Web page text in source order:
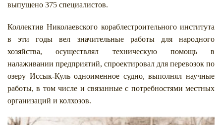
выпущено 375 специалистов.
Коллектив Николаевского кораблестроительного института
в эти годы вел значительные работы для народного
хозяйства, осуществлял техническую помощь в
налаживании предприятий, спроектировал для перевозок по
озеру Иссык-Куль одноименное судно, выполнял научные
работы, в том числе и связанные с потребностями местных
организаций и колхозов.